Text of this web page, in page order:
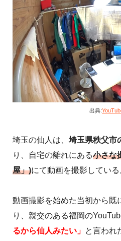
出典:
埼玉の仙人は、 埼玉県秩父市
り、自宅の離れにある小さな
屋」)にて動画を撮影している
動画撮影を始めた当初から既
り、親交のある福岡の
るから仙人みたい」 と言われ